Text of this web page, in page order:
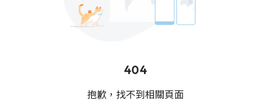
404
抱歉，找不到相關頁面